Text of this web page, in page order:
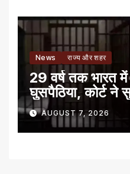
News राज्य और शहर
29 वर्ष तक भारत में
घुसपैठिया, कोर्ट ने
AUGUST 7, 2026